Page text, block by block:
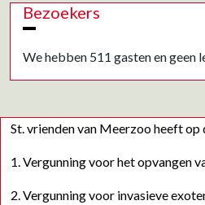
Bezoekers
We hebben 511 gasten en geen
St. vrienden van Meerzoo heeft
1. Vergunning voor het opvangen
2. Vergunning voor invasieve